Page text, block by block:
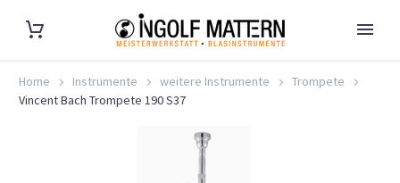
Home Instrumente weitere Instrumente
Trompete
Vincent Bach Trompete 190 S37